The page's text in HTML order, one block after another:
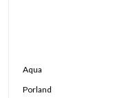
Aqua
Porland